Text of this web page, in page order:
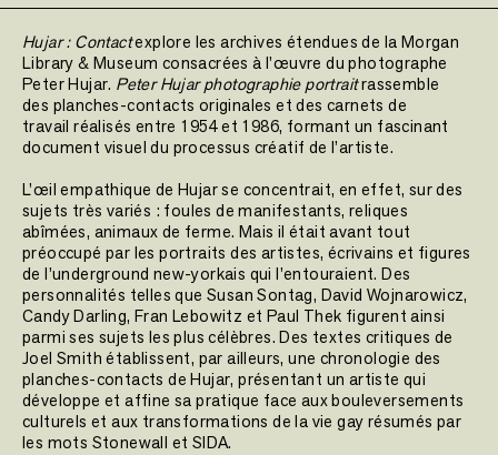
Hujar : Contactexplore les archives étendues de la Morgan
Library & Museum consacrées à l’œuvre du photographe
Peter Hujar. Peter Hujar photographie portraitrassemble
des planches-contacts originales et des carnets de
travail réalisés entre 1954 et 1986, formant un fascinant
document visuel du processus créatif de l’artiste.
L’œil empathique de Hujar se concentrait, en effet, sur des
sujets très variés : foules de manifestants, reliques
abîmées, animaux de ferme. Mais il était avant tout
préoccupé par les portraits des artistes, écrivains et figures
de l’underground new-yorkais qui l’entouraient. Des
personnalités telles que Susan Sontag, David Wojnarowicz,
Candy Darling, Fran Lebowitz et Paul Thek figurent ainsi
parmi ses sujets les plus célèbres. Des textes critiques de
Joel Smith établissent, par ailleurs, une chronologie des
planches-contacts de Hujar, présentant un artiste qui
développe et affine sa pratique face aux bouleversements
culturels et aux transformations de la vie gay résumés par
les mots Stonewall et SIDA.